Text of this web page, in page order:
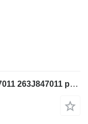
Vérin hydraulique Hitachi 263J8-47011 263J847011 pour chargeuse sur pneus Hitachi ZW 310